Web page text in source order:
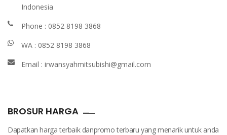
Indonesia
Phone : 0852 8198 3868
WA : 0852 8198 3868
Email : irwansyahmitsubishi@gmail.com
BROSUR HARGA
Dapatkan harga terbaik danpromo terbaru yang menarik untuk anda